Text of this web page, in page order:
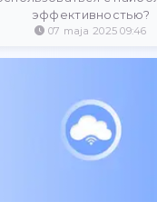
Dlaczego
ważna:
zmiany IP |
adresów IP,
dla scrapingu i
metody rotacji i
12 czerwca